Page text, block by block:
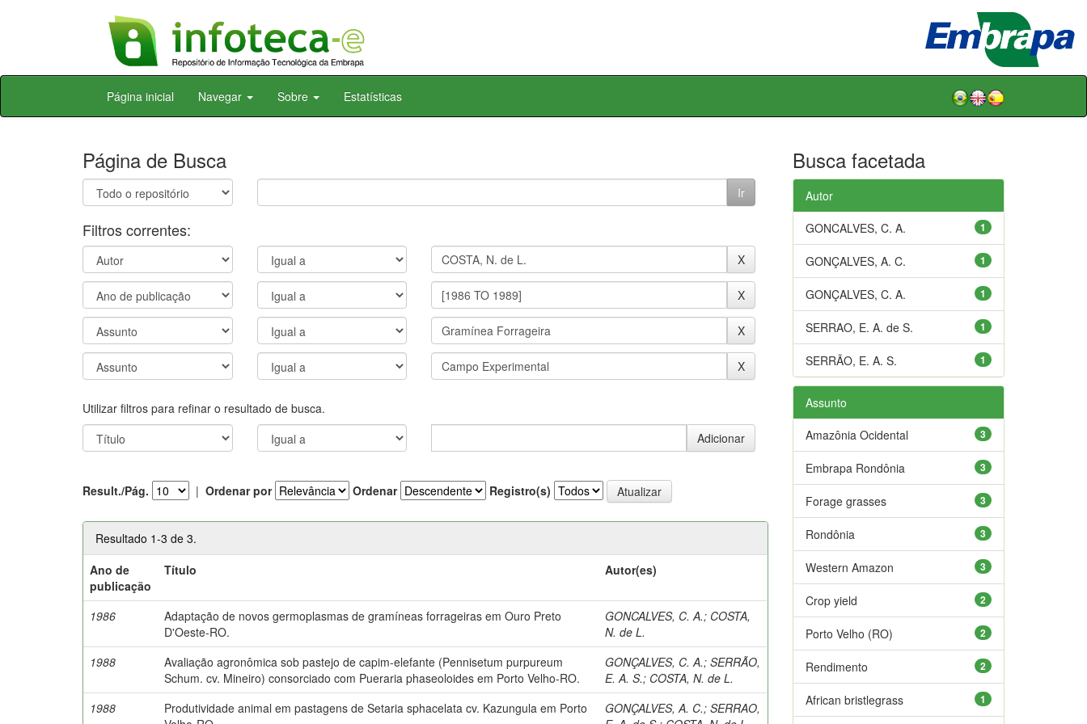
Skip
Página inicial Navegar Sobre Estatísticas
Página de Busca
Filtros correntes:
Utilizar filtros para refinar o resultado de busca.
Result./Pág. | Ordenar por Ordenar Registro(s)
Resultado 1-3 de 3.
Ano de
publicação
Título Autor(es)
1986
Adaptação de novos germoplasmas de gramíneas forrageiras em Ouro Preto
D'Oeste-RO.
GONCALVES, C. A.; COSTA,
N. de L.
1988
Avaliação agronômica sob pastejo de capim-elefante (Pennisetum purpureum
Schum. cv. Mineiro) consorciado com Pueraria phaseoloides em Porto Velho-RO.
GONÇALVES, C. A.;SERRÃO,
E. A. S.; COSTA, N. de L.
1988
Produtividade animal em pastagens de Setaria sphacelata cv. Kazungula em Porto
GONÇALVES, A. C.;SERRAO,
Busca facetada
Autor
1
GONCALVES, C. A.
1
GONÇALVES, A. C.
1
GONÇALVES, C. A.
1
SERRAO, E. A. de S.
1
SERRÃO, E. A. S.
Assunto
3
Amazônia Ocidental
3
Embrapa Rondônia
3
Forage grasses
3
Rondônia
3
Western Amazon
2
Crop yield
2
Porto Velho (RO)
2
Rendimento
1
African bristlegrass